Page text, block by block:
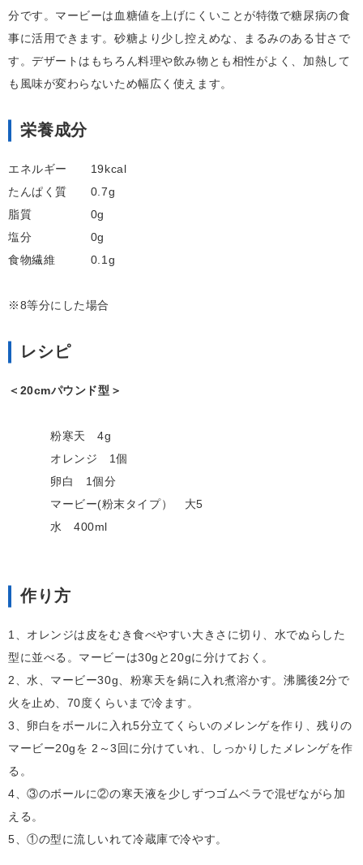
分です。マービーは血糖値を上げにくいことが特徴で糖尿病の食
事に活用できます。砂糖より少し控えめな、まるみのある甘さで
す。デザートはもちろん料理や飲み物とも相性がよく、加熱して
も風味が変わらないため幅広く使えます。
栄養成分
エネルギー 19kcal
たんぱく質 0.7g
脂質 0g
塩分 0g
食物繊維 0.1g
※8等分にした場合
レシピ
＜20cmパウンド型＞
粉寒天 4g
オレンジ 1個
卵白 1個分
マービー(粉末タイプ） 大5
水 400ml
作り方
1、オレンジは皮をむき食べやすい大きさに切り、水でぬらした
型に並べる。マービーは30gと20gに分けておく。
2、水、マービー30g、粉寒天を鍋に入れ煮溶かす。沸騰後2分で
火を止め、70度くらいまで冷ます。
3、卵白をボールに入れ5分立てくらいのメレンゲを作り、残りの
マービー20gを 2～3回に分けていれ、しっかりしたメレンゲを作
る。
4、③のボールに②の寒天液を少しずつゴムベラで混ぜながら加
える。
5、①の型に流しいれて冷蔵庫で冷やす。